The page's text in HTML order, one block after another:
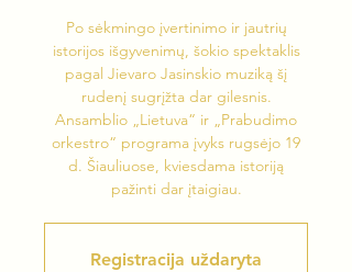
Po sėkmingo įvertinimo ir jautrių
istorijos išgyvenimų, šokio spektaklis
pagal Jievaro Jasinskio muziką šį
rudenį sugrįžta dar gilesnis.
Ansamblio „Lietuva“ ir „Prabudimo
orkestro“ programa įvyks rugsėjo 19
d. Šiauliuose, kviesdama istoriją
pažinti dar įtaigiau.
Registracija uždaryta